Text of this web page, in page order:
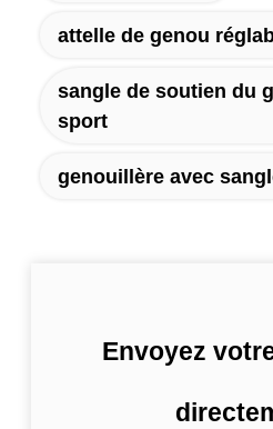
attelle de genou
sangle de soutien du
sport
genouillère avec
Envoyez